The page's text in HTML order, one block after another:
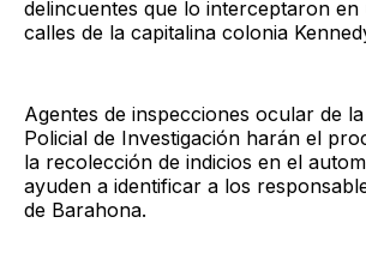
delincuentes que lo interceptaron en
calles de la capitalina colonia
Agentes de inspecciones ocular de
Policial de Investigación harán el
la recolección de indicios en el
ayuden a identificar a los
de Barahona.